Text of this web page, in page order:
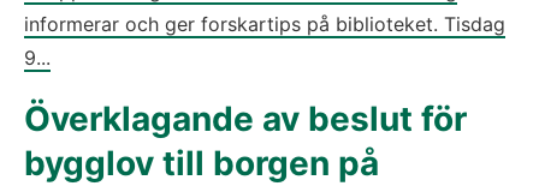
informerar och ger forskartips på biblioteket. Tisdag
9...
Överklagande av beslut för
bygglov till borgen på